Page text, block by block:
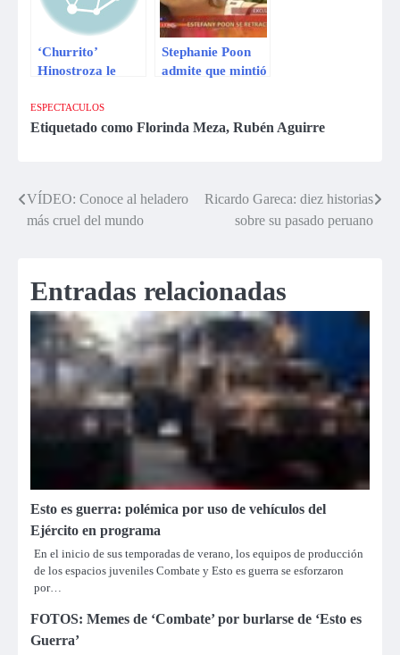
‘Churrito’
Hinostroza le
García tras
confesiones en “El
Stephanie Poon
admite que mintió
ESPECTACULOS
Etiquetado como Florinda Meza, Rubén Aguirre
Navegación
VÍDEO: Conoce al heladero
más cruel del mundo
Ricardo Gareca: diez historias
sobre su pasado peruano
Entradas relacionadas
Esto es guerra: polémica por uso de vehículos del
Ejército en programa
En el inicio de sus temporadas de verano, los equipos de producción
de los espacios juveniles Combate y Esto es guerra se esforzaron
por…
FOTOS: Memes de ‘Combate’ por burlarse de ‘Esto es
Guerra’